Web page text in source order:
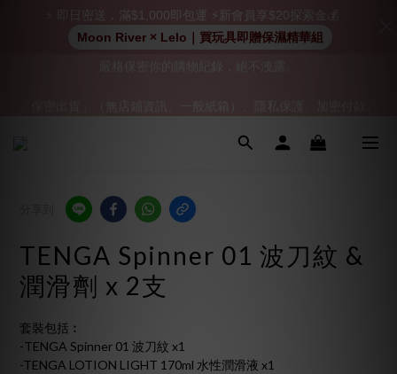
加入會員即享$20購物金  訂單商品好評再享$15購物金
👑 會員特權： 全場滿 $200 免運費 | 🚪 非會員： 運費 $30 | 我們將
嚴格保密你的購物紀錄，絕不洩露。
「保密出貨」（無店鋪資訊、一般紙箱）、隱私保護、加密付款、
立即註冊成為會員！
TENGA Spinner 01 波刀紋 &
潤滑劑 x 2支
套裝包括︰
-TENGA Spinner 01 波刀紋 x1
-TENGA LOTION LIGHT 170ml 水性潤滑液 x1
⚡ 即日密送．滿$1,000即包運 ⚡新會員享$20探索金💰
Moon River × Lelo｜買玩具即贈保濕精華組